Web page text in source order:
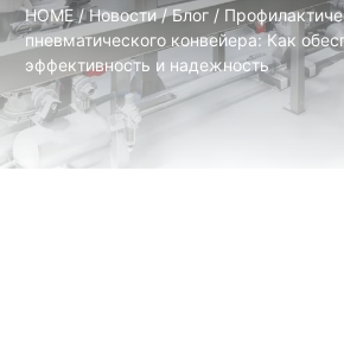
HOME/Новости/Блог /
пневматического конвейера: Как
эффективность и надежность